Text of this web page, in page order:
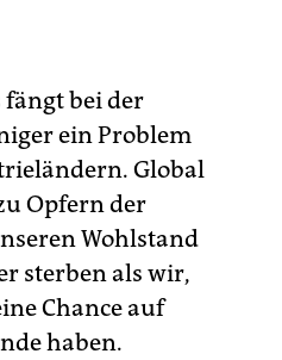
fängt bei der
ein Problem
Global
Opfern der
Wohlstand
sterben als wir,
Chance auf
haben.